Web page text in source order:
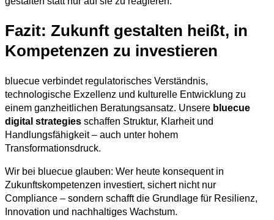
Fazit: Zukunft gestalten heißt, in
Kompetenzen zu investieren
bluecue verbindet regulatorisches Verständnis,
technologische Exzellenz und kulturelle Entwicklung zu
einem ganzheitlichen Beratungsansatz. Unsere bluecue
digital strategies schaffen Struktur, Klarheit und
Handlungsfähigkeit – auch unter hohem
Transformationsdruck.
Wir bei bluecue glauben: Wer heute konsequent in
Zukunftskompetenzen investiert, sichert nicht nur
Compliance – sondern schafft die Grundlage für Resilienz,
Innovation und nachhaltiges Wachstum.